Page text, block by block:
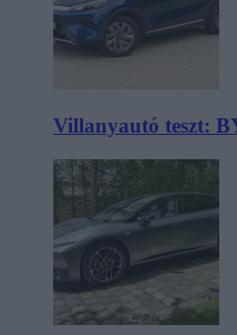
Villanyautó teszt: